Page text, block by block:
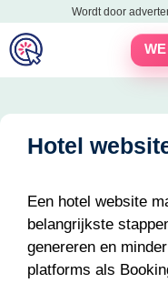
naar
de
inhoud
Wordt door
Hotel
Een hotel website
belangrijkste
genereren en
platforms als